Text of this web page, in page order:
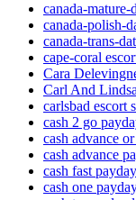
canada-
canada-polish-
canada-trans-
cape-coral
Cara
Carl And
carlsbad escort
cash 2 go
cash advance
cash advance
cash fast
cash one